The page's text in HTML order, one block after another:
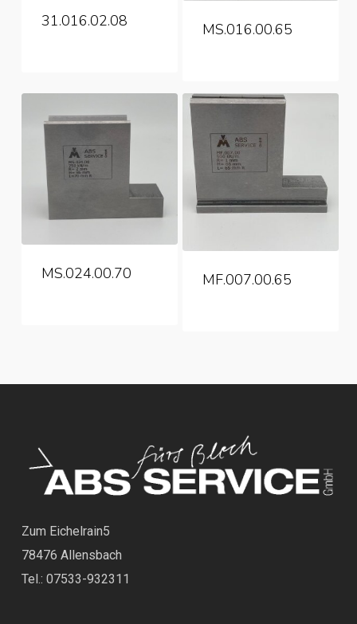
31.016.02.08 MS.016.00.65
MS.024.00.70 MF.007.00.65
Zum Eichelrain5
78476 Allensbach
Tel.: 07533-932311